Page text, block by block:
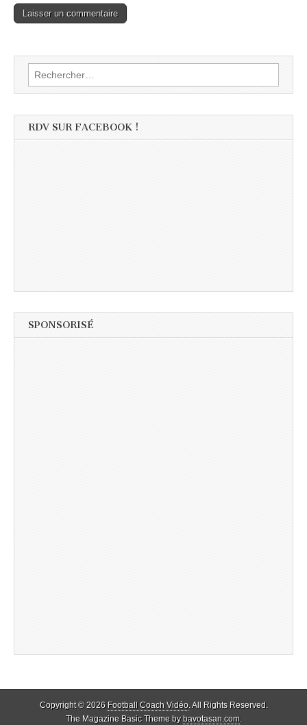
Rechercher :
RDV SUR FACEBOOK !
SPONSORISÉ
Copyright © 2026 Football Coach Vidéo. All Rights Reserved.
The Magazine Basic Theme bybavotasan.com.